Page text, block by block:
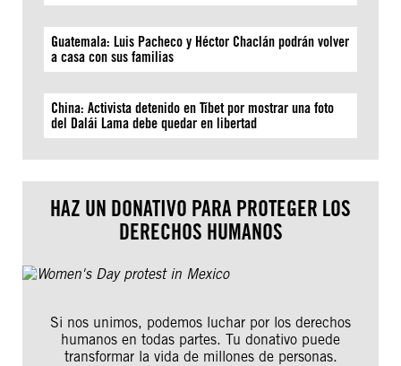
Guatemala: Luis Pacheco y Héctor Chaclán podrán volver
a casa con sus familias
China: Activista detenido en Tíbet por mostrar una foto
del Dalái Lama debe quedar en libertad
HAZ UN DONATIVO PARA PROTEGER LOS
DERECHOS HUMANOS
Si nos unimos, podemos luchar por los derechos
humanos en todas partes. Tu donativo puede
transformar la vida de millones de personas.